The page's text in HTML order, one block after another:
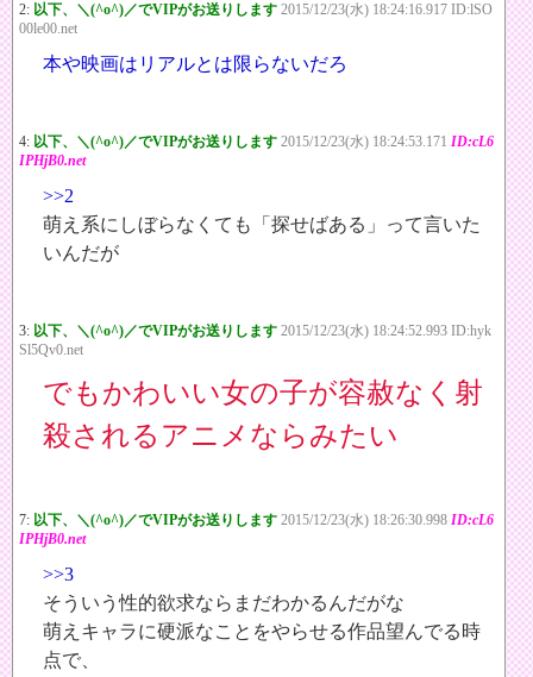
2: 以下、＼(^o^)／でVIPがお送りします 2015/12/23(水) 18:24:16.917 ID:lSO
00le00.net
本や映画はリアルとは限らないだろ
4: 以下、＼(^o^)／でVIPがお送りします 2015/12/23(水) 18:24:53.171 ID:cL6
IPHjB0.net
>>2
萌え系にしぼらなくても「探せばある」って言いた
いんだが
3: 以下、＼(^o^)／でVIPがお送りします 2015/12/23(水) 18:24:52.993 ID:hyk
Sl5Qv0.net
でもかわいい女の子が容赦なく射
殺されるアニメならみたい
7: 以下、＼(^o^)／でVIPがお送りします 2015/12/23(水) 18:26:30.998 ID:cL6
IPHjB0.net
>>3
そういう性的欲求ならまだわかるんだがな
萌えキャラに硬派なことをやらせる作品望んでる時
点で、